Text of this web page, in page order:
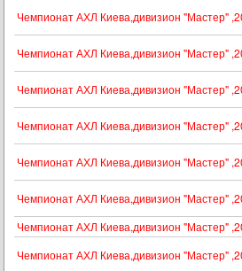
Чемпионат АХЛ Киева,дивизион "Мастер"
Чемпионат АХЛ Киева,дивизион "Мастер"
Чемпионат АХЛ Киева,дивизион "Мастер"
Чемпионат АХЛ Киева,дивизион "Мастер"
Чемпионат АХЛ Киева,дивизион "Мастер"
Чемпионат АХЛ Киева,дивизион "Мастер"
Чемпионат АХЛ Киева,дивизион "Мастер"
Чемпионат АХЛ Киева,дивизион "Мастер"